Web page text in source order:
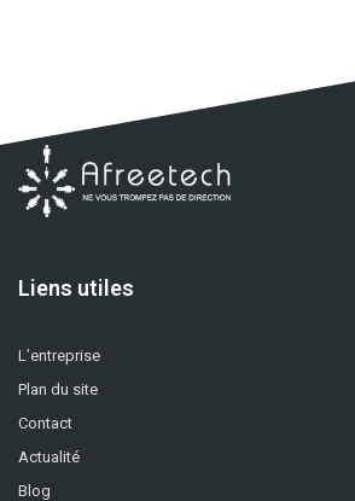
Liens utiles
L’entreprise
Plan du site
Contact
Actualité
Blog